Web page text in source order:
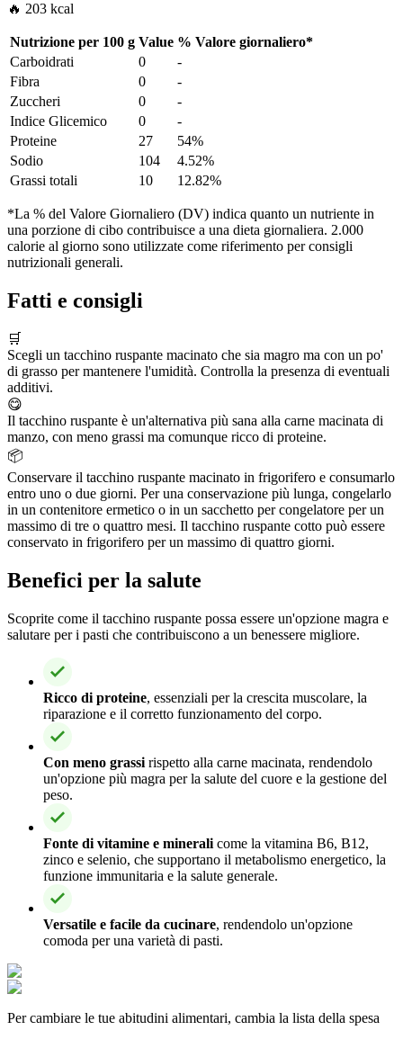
🔥 203 kcal
Nutrizione per 100 g Value % Valore giornaliero*
Carboidrati
0
-
Fibra
0
-
Zuccheri
0
-
Indice Glicemico
0
-
Proteine
27
54%
Sodio
104
4.52%
Grassi totali
10 12.82%
*La % del Valore Giornaliero (DV) indica quanto un nutriente in
una porzione di cibo contribuisce a una dieta giornaliera. 2.000
calorie al giorno sono utilizzate come riferimento per consigli
nutrizionali generali.
Fatti e consigli
🛒
Scegli un tacchino ruspante macinato che sia magro ma con un po'
di grasso per mantenere l'umidità. Controlla la presenza di eventuali
additivi.
😋
Il tacchino ruspante è un'alternativa più sana alla carne macinata di
manzo, con meno grassi ma comunque ricco di proteine.
📦
Conservare il tacchino ruspante macinato in frigorifero e consumarlo
entro uno o due giorni. Per una conservazione più lunga, congelarlo
in un contenitore ermetico o in un sacchetto per congelatore per un
massimo di tre o quattro mesi. Il tacchino ruspante cotto può essere
conservato in frigorifero per un massimo di quattro giorni.
Benefici per la salute
Scoprite come il tacchino ruspante possa essere un'opzione magra e
salutare per i pasti che contribuiscono a un benessere migliore.
Ricco di proteine, essenziali per la crescita muscolare, la
riparazione e il corretto funzionamento del corpo.
Con meno grassi rispetto alla carne macinata, rendendolo
un'opzione più magra per la salute del cuore e la gestione del
peso.
Fonte di vitamine e minerali come la vitamina B6, B12,
zinco e selenio, che supportano il metabolismo energetico, la
funzione immunitaria e la salute generale.
Versatile e facile da cucinare, rendendolo un'opzione
comoda per una varietà di pasti.
Per cambiare le tue abitudini alimentari, cambia la lista della spesa